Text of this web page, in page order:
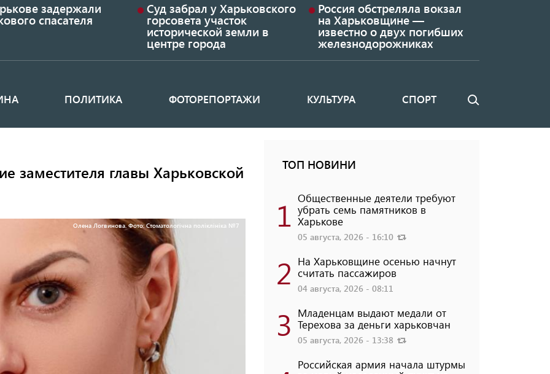
задержали
спасателя
Суд забрал у Харьковского
горсовета участок
исторической земли в
центре города
Россия обстреляла вокзал
на Харьковщине —
известно о двух погибших
железнодорожниках
ПОЛИТИКА ФОТОРЕПОРТАЖИ КУЛЬТУРА СПОРТ Поиск
заместителя главы Харьковской
Олена Логвинова. Фото: Стоматологічна поліклініка №7
ТОП НОВИНИ
1 Общественные деятели требуют
убрать семь памятников в
Харькове
05 августа, 2026 - 16:10
2 На Харьковщине осенью начнут
считать пассажиров
04 августа, 2026 - 08:11
3 Младенцам выдают медали от
Терехова за деньги харьковчан
05 августа, 2026 - 13:38
Российская армия начала штурмы